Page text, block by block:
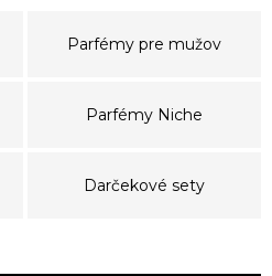
Parfémy pre mužov
Parfémy Niche
Darčekové sety